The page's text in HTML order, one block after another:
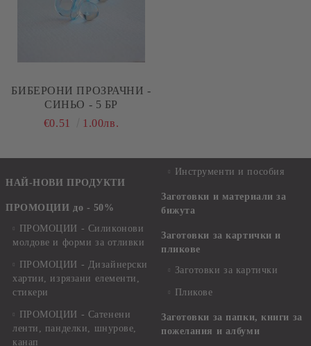
БИБЕРОНИ ПРОЗРАЧНИ -
СИНЬО - 5 БР
€0.51
1.00лв.
НАЙ-НОВИ ПРОДУКТИ
ПРОМОЦИИ до - 50%
ПРОМОЦИИ - Силиконови
молдове и форми за отливки
ПРОМОЦИИ - Дизайнерски
хартии, изрязани елементи,
стикери
ПРОМОЦИИ - Сатенени
ленти, панделки, шнурове,
канап
Инструменти и пособия
Заготовки и материали за
бижута
Заготовки за картички и
пликове
Заготовки за картички
Пликове
Заготовки за папки, книги за
пожелания и албуми